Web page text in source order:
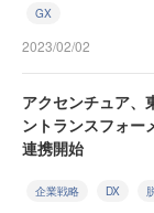
GX
2023/02/02
アクセンチュア、
ントランスフォー
連携開始
企業戦略 DX